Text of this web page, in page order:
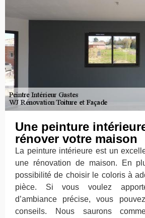
Une peinture
rénover votre maison
La peinture intérieure est un
une rénovation de maison. En
possibilité de choisir le coloris à
pièce. Si vous voulez
d’ambiance précise, vous
conseils. Nous saurons